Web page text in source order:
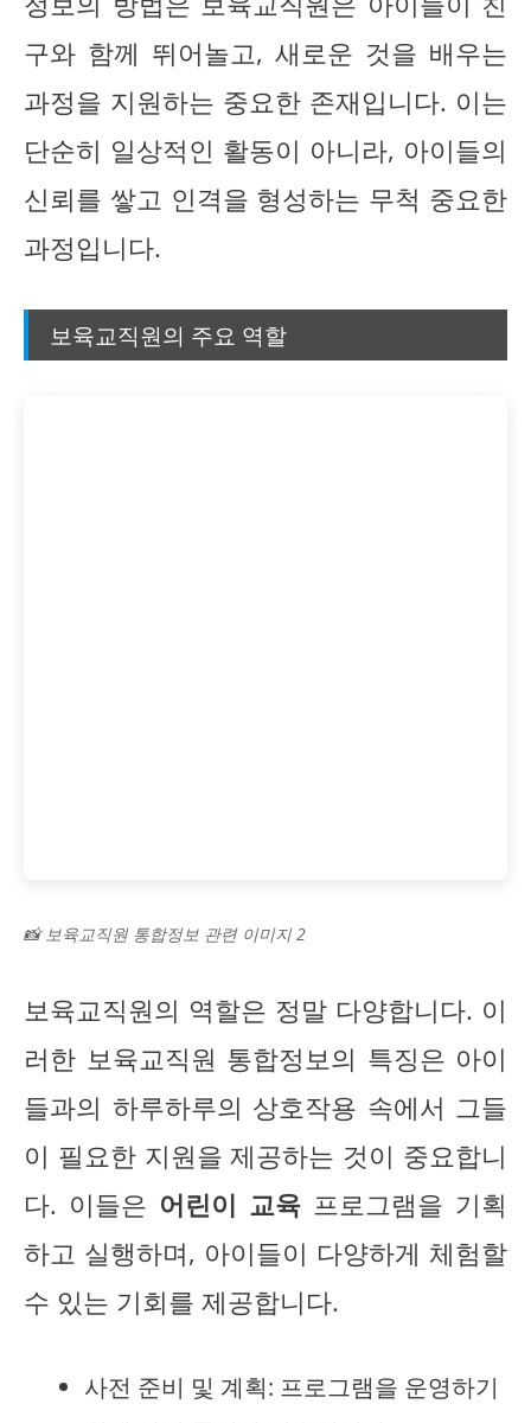
구와 함께 뛰어놀고, 새로운 것을 배우는
과정을 지원하는 중요한 존재입니다. 이는
단순히 일상적인 활동이 아니라, 아이들의
신뢰를 쌓고 인격을 형성하는 무척 중요한
과정입니다.
보육교직원의 주요 역할
📸 보육교직원 통합정보 관련 이미지 2
보육교직원의 역할은 정말 다양합니다. 이
러한 보육교직원 통합정보의 특징은 아이
들과의 하루하루의 상호작용 속에서 그들
이 필요한 지원을 제공하는 것이 중요합니
다. 이들은 어린이 교육 프로그램을 기획
하고 실행하며, 아이들이 다양하게 체험할
수 있는 기회를 제공합니다.
사전 준비 및 계획: 프로그램을 운영하기